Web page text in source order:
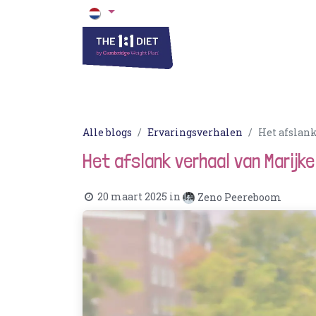
Alle blogs Ervaringsverhalen Het
Het afslank verhaal van
20 maart 2025 in Zeno Peereboom